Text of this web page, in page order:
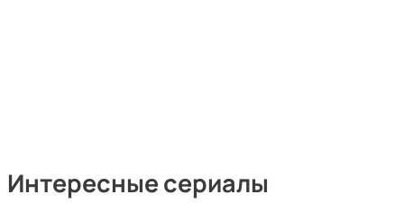
Интересные сериалы